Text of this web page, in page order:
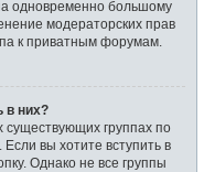
одновременно большому
модераторских прав
к приватным форумам.
в них?
группах по
вы хотите вступить в
Однако не все группы